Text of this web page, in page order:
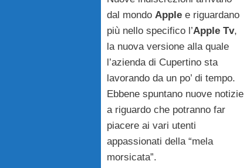
dal mondo Apple e riguardano
più nello specifico l’Apple Tv,
la nuova versione alla quale
l’azienda di Cupertino sta
lavorando da un po’ di tempo.
Ebbene spuntano nuove notizie
a riguardo che potranno far
piacere ai vari utenti
appassionati della “mela
morsicata”.